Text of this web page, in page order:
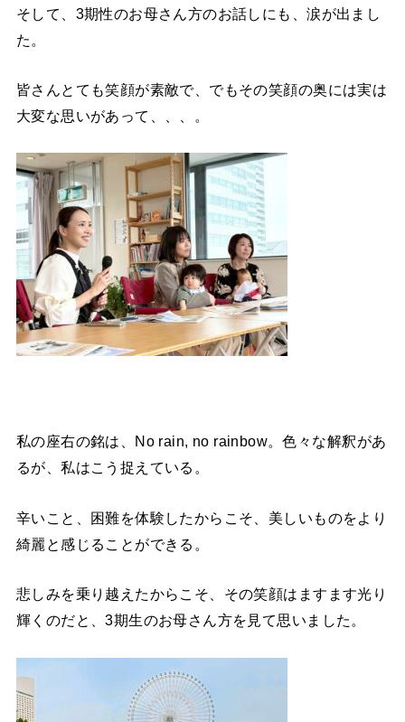
そして、3期性のお母さん方のお話しにも、涙が出まし
た。
皆さんとても笑顔が素敵で、でもその笑顔の奥には実は
大変な思いがあって、、、。
私の座右の銘は、No rain, no rainbow。色々な解釈があ
るが、私はこう捉えている。
辛いこと、困難を体験したからこそ、美しいものをより
綺麗と感じることができる。
悲しみを乗り越えたからこそ、その笑顔はますます光り
輝くのだと、3期生のお母さん方を見て思いました。